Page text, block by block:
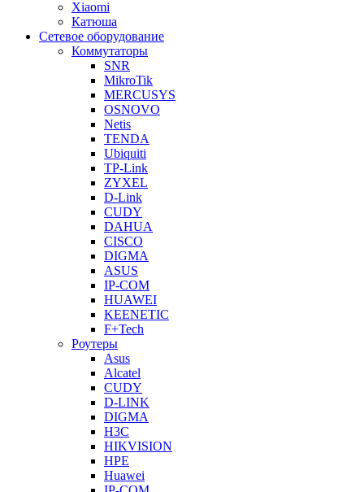
Xiaomi
Катюша
Сетевое оборудование
Коммутаторы
SNR
MikroTik
MERCUSYS
OSNOVO
Netis
TENDA
Ubiquiti
TP-Link
ZYXEL
D-Link
CUDY
DAHUA
CISCO
DIGMA
ASUS
IP-COM
HUAWEI
KEENETIC
F+Tech
Роутеры
Asus
Alcatel
CUDY
D-LINK
DIGMA
H3C
HIKVISION
HPE
Huawei